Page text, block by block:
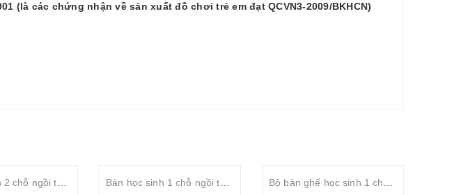
(là các chứng nhận về sản xuất đồ chơi trẻ em đạt QCVN3-2009/BKHCN)
Bàn học sinh 2 chỗ ngồi tăng chỉnh Bàn học sinh 1 chỗ ngồi tăng chỉnh Bộ bàn ghế học sinh 1 chỗ ngồi S-study ergonomic